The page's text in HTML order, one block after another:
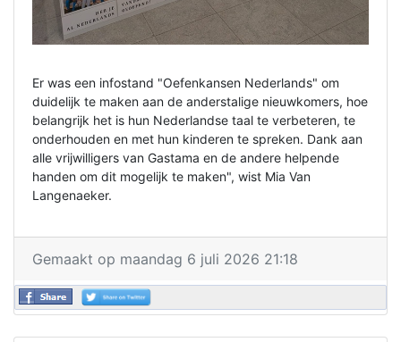
Er was een infostand "Oefenkansen Nederlands" om
duidelijk te maken aan de anderstalige nieuwkomers, hoe
belangrijk het is hun Nederlandse taal te verbeteren, te
onderhouden en met hun kinderen te spreken. Dank aan
alle vrijwilligers van Gastama en de andere helpende
handen om dit mogelijk te maken", wist Mia Van
Langenaeker.
Gemaakt op maandag 6 juli 2026 21:18